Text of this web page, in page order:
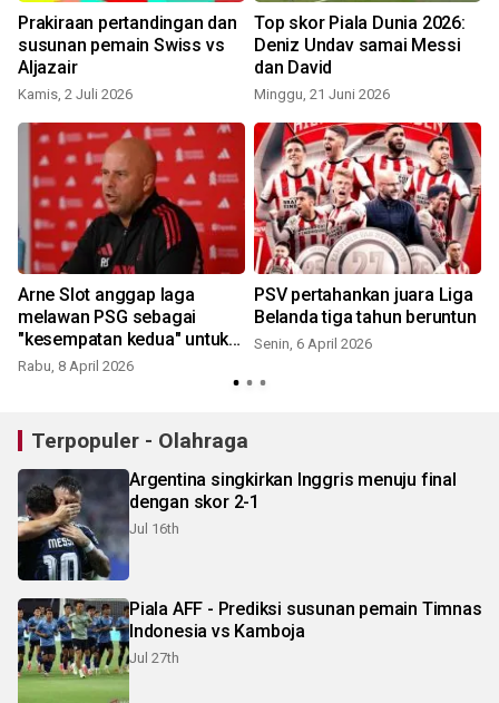
Prakiraan pertandingan dan
susunan pemain Swiss vs
Aljazair
Kamis, 2 Juli 2026
Top skor Piala Dunia 2026:
Deniz Undav samai Messi
dan David
Minggu, 21 Juni 2026
Arne Slot anggap laga
melawan PSG sebagai
"kesempatan kedua" untuk
Liverpool
Rabu, 8 April 2026
PSV pertahankan juara Liga
Belanda tiga tahun beruntun
Senin, 6 April 2026
Terpopuler - Olahraga
Argentina singkirkan Inggris menuju final
dengan skor 2-1
Jul 16th
Piala AFF - Prediksi susunan pemain Timnas
Indonesia vs Kamboja
Jul 27th